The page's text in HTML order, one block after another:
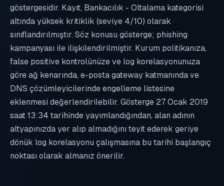
göstergesidir. Kayıt, Bankacılık - Oltalama kategorisi
altında yüksek kritiklik (seviye 4/10) olarak
sınıflandırılmıştır. Söz konusu gösterge; phishing
kampanyası ile ilişkilendirilmiştir. Kurum politikanıza,
false positive kontrolünüze ve log korelasyonunuza
göre ağ kenarında, e-posta gateway katmanında ve
DNS çözümleyicilerinde engelleme listesine
eklenmesi değerlendirilebilir. Gösterge 27 Ocak 2019
saat 13:34 tarihinde yayımlandığından, alan adının
altyapınızda yer alıp almadığını teyit ederek geriye
dönük log korelasyonu çalışmasına bu tarihi başlangıç
noktası olarak almanız önerilir.